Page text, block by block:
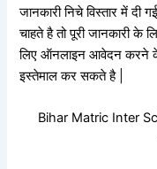
जानकारी निचे विस्तार में
चाहते है तो पूरी जानकारी
लिए ऑनलाइन आवेदन करने
इस्तेमाल कर सकते है |
Bihar Matric Inter